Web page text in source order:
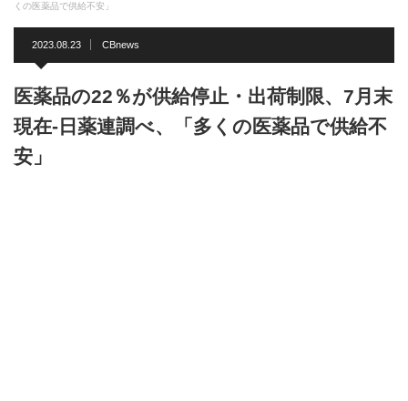
くの医薬品で供給不安」
2023.08.23 CBnews
医薬品の22％が供給停止・出荷制限、7月末
現在-日薬連調べ、「多くの医薬品で供給不
安」